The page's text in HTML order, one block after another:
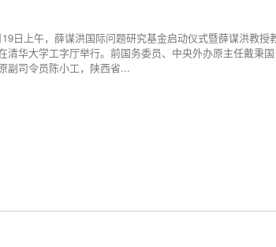
日上午，薛谋洪国际问题研究基金启动仪式暨薛谋洪教授
清华大学工字厅举行。前国务委员、中央外办原主任戴秉
副司令员陈小工，陕西省...